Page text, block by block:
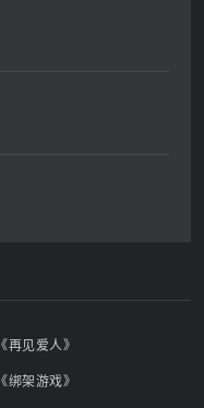
《再见爱人》
《绑架游戏》